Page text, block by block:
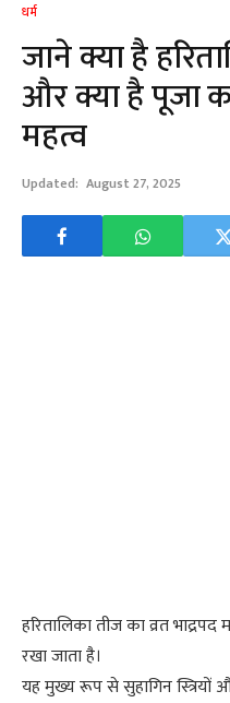
धर्म
जाने क्या है
और क्या है पूजा
महत्व
Updated: August 27, 2025
हरितालिका तीज का व्रत
रखा जाता है।
यह मुख्य रूप से सुहागिन स्त्रियों